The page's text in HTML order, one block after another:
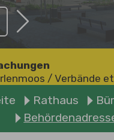
Weiter
/ Verbände
Rathaus